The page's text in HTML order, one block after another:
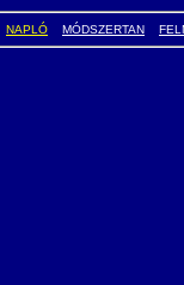
NAPLÓ MÓDSZERTAN